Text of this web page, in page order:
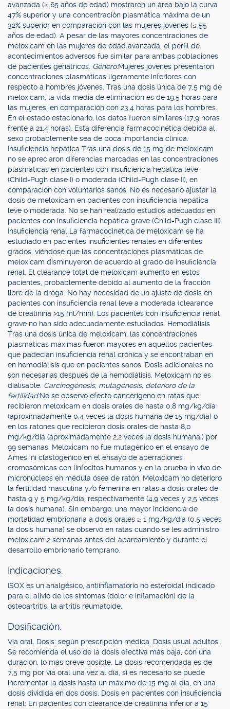
avanzada (≥ 65 años de edad) mostraron un área bajo la curva
47% superior y una concentración plasmática máxima de un
32% superior en comparación con las mujeres jóvenes (≤ 55
años de edad). A pesar de las mayores concentraciones de
meloxicam en las mujeres de edad avanzada, el perfil de
acontecimientos adversos fue similar para ambas poblaciones
de pacientes geriátricos. Género:Mujeres jóvenes presentaron
concentraciones plasmáticas ligeramente inferiores con
respecto a hombres jóvenes. Tras una dosis única de 7,5 mg de
meloxicam, la vida media de eliminación es de 19,5 horas para
las mujeres, en comparación con 23,4 horas para los hombres.
En el estado estacionario, los datos fueron similares (17,9 horas
frente a 21,4 horas). Esta diferencia farmacocinética debida al
sexo probablemente sea de poca importancia clínica.
Insuficiencia hepática Tras una dosis de 15 mg de meloxicam
no se apreciaron diferencias marcadas en las concentraciones
plasmáticas en pacientes con insuficiencia hepática leve
(Child-Pugh clase I) o moderada (Child-Pugh clase II), en
comparación con voluntarios sanos. No es necesario ajustar la
dosis de meloxicam en pacientes con insuficiencia hepática
leve o moderada. No se han realizado estudios adecuados en
pacientes con insuficiencia hepática grave (Child-Pugh clase III).
Insuficiencia renal La farmacocinética de meloxicam se ha
estudiado en pacientes insuficientes renales en diferentes
grados, viéndose que las concentraciones plasmáticas de
meloxicam disminuyeron de acuerdo al grado de insuficiencia
renal. El clearance total de meloxicam aumento en estos
pacientes, probablemente debido al aumento de la fracción
libre de la droga. No hay necesidad de un ajuste de dosis en
pacientes con insuficiencia renal leve a moderada (clearance
de creatinina >15 ml/min). Los pacientes con insuficiencia renal
grave no han sido adecuadamente estudiados. Hemodiálisis
Tras una dosis única de meloxicam, las concentraciones
plasmáticas máximas fueron mayores en aquellos pacientes
que padecían insuficiencia renal crónica y se encontraban en
en hemodiálisis que en pacientes sanos. Dosis adicionales no
son necesarias después de la hemodiálisis. Meloxicam no es
diálisable. Carcinogénesis, mutagénesis, deterioro de la
fertilidad:No se observó efecto cancerígeno en ratas que
recibieron meloxicam en dosis orales de hasta 0,8 mg/kg/día
(aproximadamente 0,4 veces la dosis humana de 15 mg/día) o
en los ratones que recibieron dosis orales de hasta 8,0
mg/kg/día (aproximadamente 2,2 veces la dosis humana,) por
99 semanas. Meloxicam no fue mutagénico en el ensayo de
Ames, ni clastogénico en el ensayo de aberraciones
cromosómicas con linfocitos humanos y en la prueba in vivo de
micronúcleos en médula ósea de ratón. Meloxicam no deterioró
la fertilidad masculina y/o femenina en ratas a dosis orales de
hasta 9 y 5 mg/kg/día, respectivamente (4,9 veces y 2,5 veces
la dosis humana). Sin embargo, una mayor incidencia de
mortalidad embrionaria a dosis orales ≥ 1 mg/kg/día (0,5 veces
la dosis humana) se observó en ratas cuando se les administro
meloxicam 2 semanas antes del apareamiento y durante el
desarrollo embrionario temprano.
Indicaciones.
ISOX es un analgésico, antiinflamatorio no esteroidal indicado
para el alivio de los síntomas (dolor e inflamación) de la
osteoartritis, la artritis reumatoide.
Dosificación.
Vía oral. Dosis: según prescripción médica. Dosis usual adultos:
Se recomienda el uso de la dosis efectiva más baja, con una
duración, lo más breve posible. La dosis recomendada es de
7,5 mg por vía oral una vez al día, si es necesario se puede
incrementar la dosis hasta un máximo de 15 mg al día, en una
dosis dividida en dos dosis. Dosis en pacientes con insuficiencia
renal: En pacientes con clearance de creatinina inferior a 15